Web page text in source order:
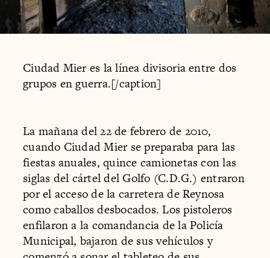
Ciudad Mier es la línea divisoria entre dos
grupos en guerra.[/caption]
La mañana del 22 de febrero de 2010,
cuando Ciudad Mier se preparaba para las
fiestas anuales, quince camionetas con las
siglas del cártel del Golfo (C.D.G.) entraron
por el acceso de la carretera de Reynosa
como caballos desbocados. Los pistoleros
enfilaron a la comandancia de la Policía
Municipal, bajaron de sus vehículos y